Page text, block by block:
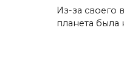
Из-за своего
планета была